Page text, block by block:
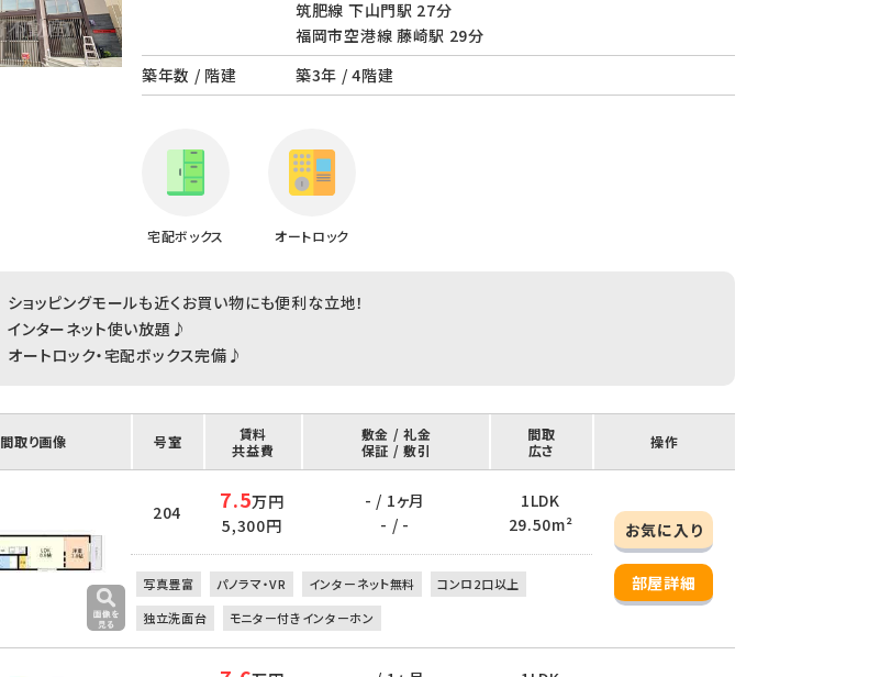
筑肥線 下山門駅 27分
福岡市空港線 藤崎駅 29分
築年数 / 階建
築3年 / 4階建
宅配ボックス オートロック
ショッピングモールも近くお買い物にも便利な立地！
インターネット使い放題♪
オートロック・宅配ボックス完備♪
間取り画像 号室
賃料
共益費
敷金 / 礼金
保証 / 敷引
間取
広さ
操作
204 7.5万円
5,300円
- / 1ヶ月
- / -
1LDK
29.50m²
お気に入り
部屋詳細
写真豊富 パノラマ・VR インターネット無料
コンロ2口以上
独立洗面台
モニター付きインターホン